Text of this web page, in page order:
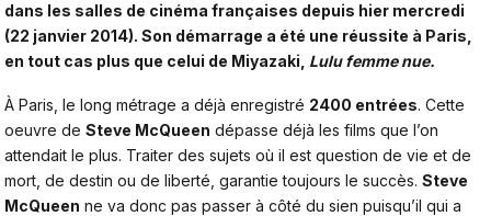
dans les salles de cinéma françaises depuis hier mercredi
(22 janvier 2014). Son démarrage a été une réussite à Paris,
en tout cas plus que celui de Miyazaki, Lulu femme nue.
À Paris, le long métrage a déjà enregistré 2400 entrées. Cette
oeuvre de Steve McQueen dépasse déjà les films que l’on
attendait le plus. Traiter des sujets où il est question de vie et de
mort, de destin ou de liberté, garantie toujours le succès. Steve
McQueen ne va donc pas passer à côté du sien puisqu’il qui a